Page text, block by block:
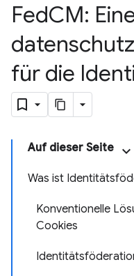
FedCM:
für die
Auf dieser Seite
Was ist
Konventionelle
Cookies